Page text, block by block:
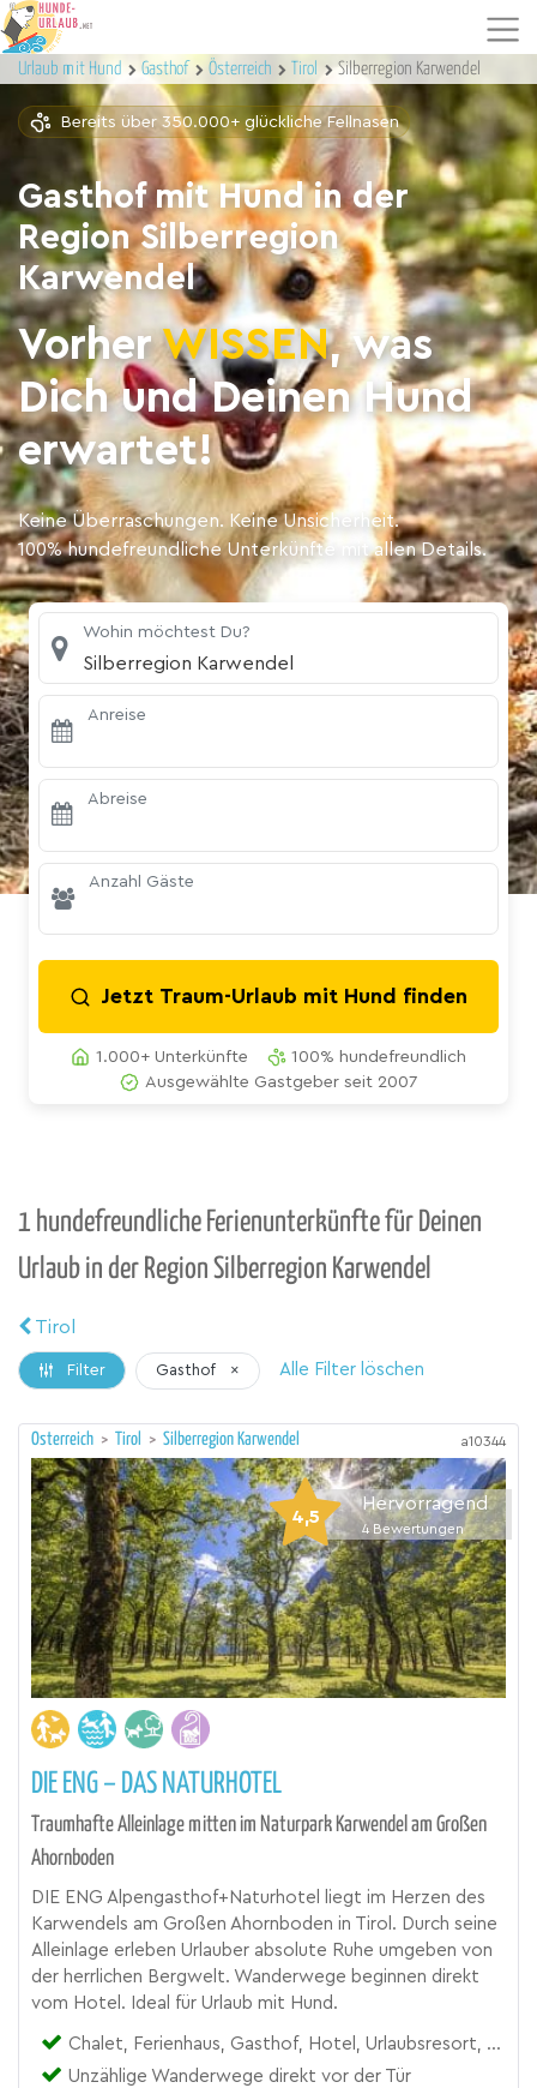
Urlaub mit Hund Gasthof Österreich Tirol Silberregion Karwendel
Bereits über 350.000+ glückliche Fellnasen
Gasthof mit Hund in der
Region Silberregion
Karwendel
VorherWISSEN, was
Dich und Deinen Hund
erwartet!
Keine Überraschungen. Keine Unsicherheit.
100% hundefreundliche Unterkünfte mit allen Details.
Wohin möchtest Du?
Silberregion Karwendel
Anreise
Abreise
Anzahl Gäste
Jetzt Traum-Urlaub mit Hund finden
1.000+ Unterkünfte
100% hundefreundlich
Ausgewählte Gastgeber seit 2007
1 hundefreundliche Ferienunterkünfte für Deinen
Urlaub in der Region Silberregion Karwendel
Tirol
Filter Gasthof × Alle Filter löschen
Österreich > Tirol > Silberregion Karwendel a10344
4,5
Hervorragend
4 Bewertungen
DIE ENG – DAS NATURHOTEL
Traumhafte Alleinlage mitten im Naturpark Karwendel am Großen
Ahornboden
DIE ENG Alpengasthof+Naturhotel liegt im Herzen des
Karwendels am Großen Ahornboden in Tirol. Durch seine
Alleinlage erleben Urlauber absolute Ruhe umgeben von
der herrlichen Bergwelt. Wanderwege beginnen direkt
vom Hotel. Ideal für Urlaub mit Hund.
Chalet, Ferienhaus, Gasthof, Hotel, Urlaubsresort, Zimmer
Unzählige Wanderwege direkt vor der Tür